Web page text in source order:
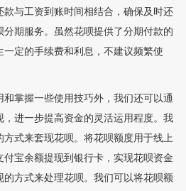
与工资到账时间相结合，确保及时还
期服务。虽然花呗提供了分期付款的
定的手续费和利息，不建议频繁使
和掌握一些使用技巧外，我们还可以通
进一步提高资金的灵活运用程度。我
式来套现花呗。将花呗额度用于线上
宝余额提现到银行卡，实现花呗资金
方式来处理花呗。我们可以将花呗额